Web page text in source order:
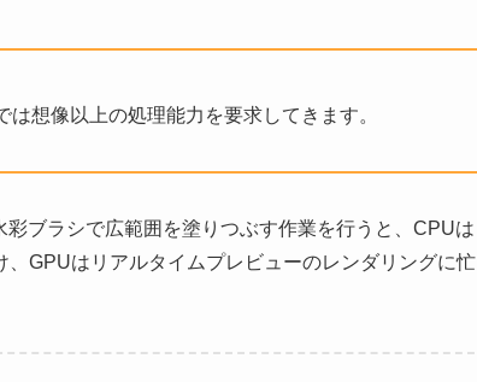
想像以上の処理能力を要求してきます。
ブラシで広範囲を塗りつぶす作業を行うと、CPUは
GPUはリアルタイムプレビューのレンダリングに忙